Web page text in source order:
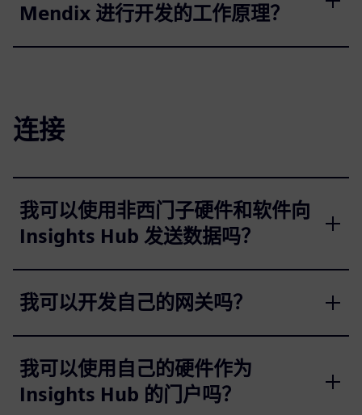
Mendix 进行开发的工作原理？
连接
我可以使用非西门子硬件和软件向
Insights Hub 发送数据吗？
我可以开发自己的网关吗？
我可以使用自己的硬件作为
Insights Hub 的门户吗？